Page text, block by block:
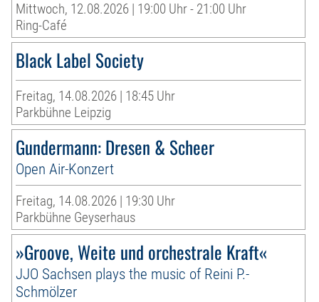
Mittwoch, 12.08.2026 | 19:00 Uhr - 21:00 Uhr
Ring-Café
Black Label Society
Freitag, 14.08.2026 | 18:45 Uhr
Parkbühne Leipzig
Gundermann: Dresen & Scheer
Open Air-Konzert
Freitag, 14.08.2026 | 19:30 Uhr
Parkbühne Geyserhaus
»Groove, Weite und orchestrale Kraft«
JJO Sachsen plays the music of Reini P.-
Schmölzer